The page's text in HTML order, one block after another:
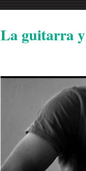
La guitarra